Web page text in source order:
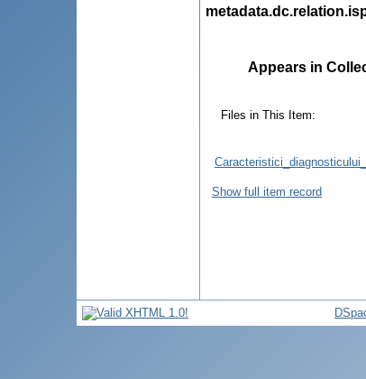
Appears in
Files in This Item:
Show full item record